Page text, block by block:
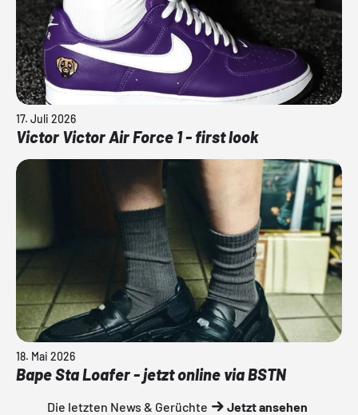
17. Juli 2026
Victor Victor Air Force 1 - first look
18. Mai 2026
Bape Sta Loafer - jetzt online via BSTN
Die letzten News & Gerüchte Jetzt ansehen